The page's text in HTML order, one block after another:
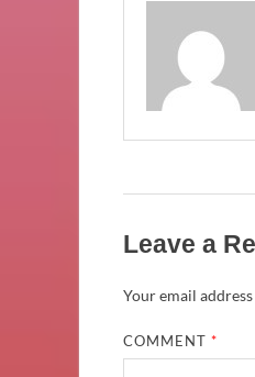
Leave a
Your email
COMMENT*